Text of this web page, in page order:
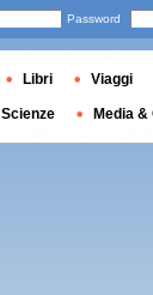
Password
Libri Viaggi
Scienze Media &